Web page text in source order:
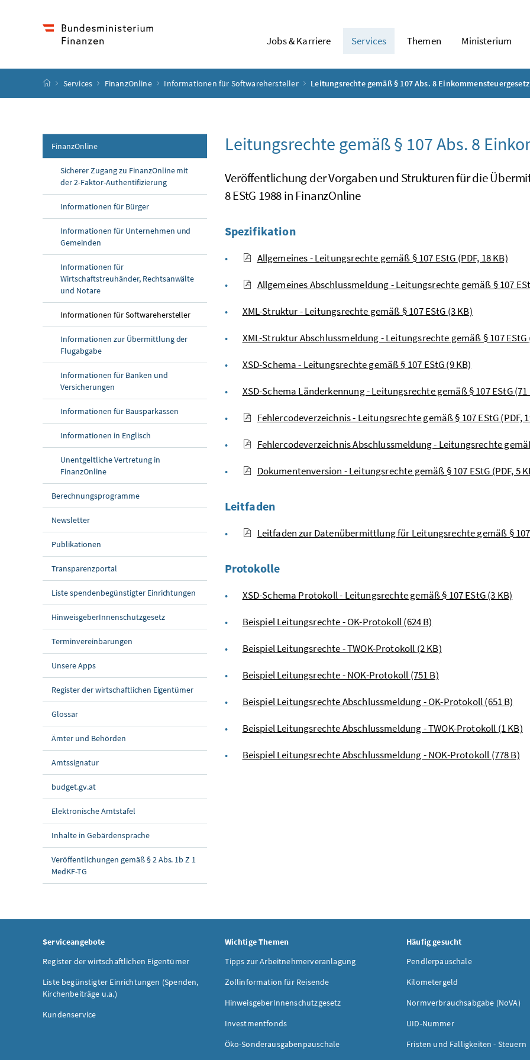
Jobs & Karriere Services Themen Ministerium
Startseite
Services FinanzOnline Informationen für Softwarehersteller Leitungsrechte gemäß § 107 Abs. 8
FinanzOnline
Sicherer Zugang zu FinanzOnline mit
der 2-Faktor-Authentifizierung
Informationen für Bürger
Informationen für Unternehmen und
Gemeinden
Informationen für
Wirtschaftstreuhänder, Rechtsanwälte
und Notare
Informationen für Softwarehersteller
Informationen zur Übermittlung der
Flugabgabe
Informationen für Banken und
Versicherungen
Informationen für Bausparkassen
Informationen in Englisch
Unentgeltliche Vertretung in
FinanzOnline
Berechnungsprogramme
Newsletter
Publikationen
Transparenzportal
Liste spendenbegünstigter Einrichtungen
HinweisgeberInnenschutzgesetz
Terminvereinbarungen
Unsere Apps
Register der wirtschaftlichen Eigentümer
Glossar
Ämter und Behörden
Amtssignatur
budget.gv.at
Elektronische Amtstafel
Inhalte in Gebärdensprache
Veröffentlichungen gemäß § 2 Abs. 1b Z 1
MedKF-TG
Leitungsrechte gemäß § 107 Abs. 8
Veröffentlichung der Vorgaben und Strukturen für die
8 EStG 1988 in FinanzOnline
Spezifikation
Allgemeines - Leitungsrechte gemäß § 107 EStG (PDF, 18 KB)
Allgemeines Abschlussmeldung - Leitungsrechte gemäß § 107
XML-Struktur - Leitungsrechte gemäß § 107 EStG (3 KB)
XML-Struktur Abschlussmeldung - Leitungsrechte gemäß § 107 EStG
XSD-Schema - Leitungsrechte gemäß § 107 EStG(9 KB)
XSD-Schema Länderkennung - Leitungsrechte gemäß § 107 EStG(71
Fehlercodeverzeichnis - Leitungsrechte gemäß § 107 EStG(PDF,
Fehlercodeverzeichnis Abschlussmeldung - Leitungsrechte
Dokumentenversion - Leitungsrechte gemäß § 107 EStG (PDF, 5
Leitfaden
Leitfaden zur Datenübermittlung für Leitungsrechte gemäß §
Protokolle
XSD-Schema Protokoll - Leitungsrechte gemäß § 107 EStG(3 KB)
Beispiel Leitungsrechte - OK-Protokoll(624 B)
Beispiel Leitungsrechte - TWOK-Protokoll (2 KB)
Beispiel Leitungsrechte - NOK-Protokoll (751 B)
Beispiel Leitungsrechte Abschlussmeldung - OK-Protokoll(651 B)
Beispiel Leitungsrechte Abschlussmeldung - TWOK-Protokoll (1 KB)
Beispiel Leitungsrechte Abschlussmeldung - NOK-Protokoll (778 B)
Serviceangebote
Register der wirtschaftlichen Eigentümer
Liste begünstigter Einrichtungen (Spenden,
Kirchenbeiträge u.a.)
Kundenservice
Wichtige Themen
Tipps zur Arbeitnehmerveranlagung
Zollinformation für Reisende
HinweisgeberInnenschutzgesetz
Investmentfonds
Öko-Sonderausgabenpauschale
Häufig gesucht
Pendlerpauschale
Kilometergeld
Normverbrauchsabgabe (NoVA)
UID-Nummer
Fristen und Fälligkeiten - Steuern